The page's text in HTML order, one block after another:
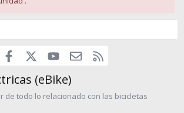
Facebook youtubeContáctanos
(eBike)
de todo lo relacionado con las bicicletas